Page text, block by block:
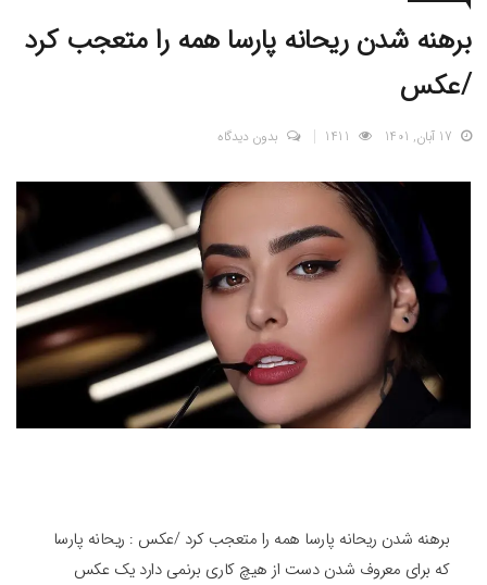
برهنه شدن ریحانه پارسا همه را متعجب کرد
/عکس
17 آبان, 1401 بدون دیدگاه
برهنه شدن ریحانه پارسا همه را متعجب کرد /عکس : ریحانه پارسا
که برای معروف شدن دست از هیچ کاری برنمی دارد یک عکس